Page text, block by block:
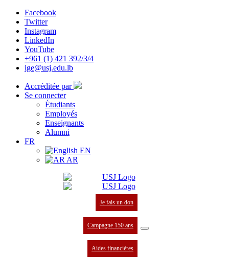
Facebook
Twitter
Instagram
LinkedIn
YouTube
+961 (1) 421 392/3/4
ige@usj.edu.lb
Accréditée par
Se connecter
Étudiants
Employés
Enseignants
Alumni
FR
EN
AR
Je fais un don
Campagne 150 ans
Aides financières